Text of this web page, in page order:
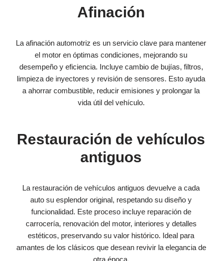
Afinación
La afinación automotriz es un servicio clave para mantener
el motor en óptimas condiciones, mejorando su
desempeño y eficiencia. Incluye cambio de bujías, filtros,
limpieza de inyectores y revisión de sensores. Esto ayuda
a ahorrar combustible, reducir emisiones y prolongar la
vida útil del vehículo.
Restauración de vehículos
antiguos
La restauración de vehículos antiguos devuelve a cada
auto su esplendor original, respetando su diseño y
funcionalidad. Este proceso incluye reparación de
carrocería, renovación del motor, interiores y detalles
estéticos, preservando su valor histórico. Ideal para
amantes de los clásicos que desean revivir la elegancia de
otra época.